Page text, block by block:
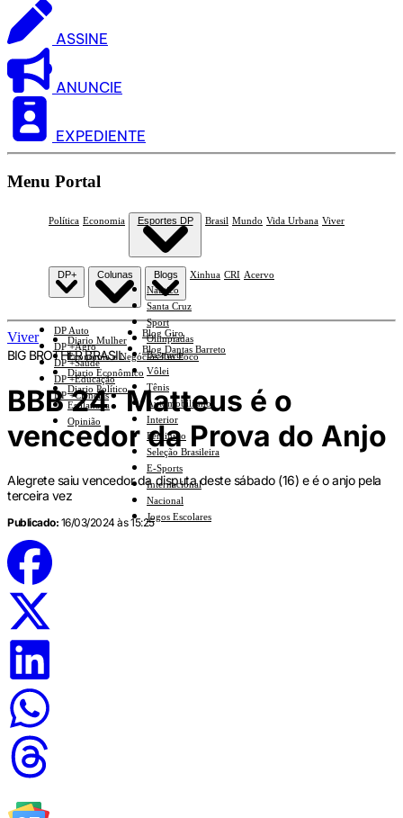
ASSINE
ANUNCIE
EXPEDIENTE
Menu Portal
Política Economia Esportes DP
Náutico
Santa Cruz
Sport
Olimpíadas
Basquete
Vôlei
Tênis
Automobilismo
Interior
Feminino
Seleção Brasileira
E-Sports
Internacional
Nacional
Jogos Escolares
Brasil Mundo Vida Urbana Viver
DP+
DP Auto
DP +Agro
DP +Saúde
DP +Educação
DP +Ciências
Colunas
Diario Mulher
Economia e Negócios Em Foco
Diario Econômico
Diario Político
Esplanada
Opinião
Blogs
Blog Giro
Blog Dantas Barreto
Xinhua CRI Acervo
Viver
BIG BROTHER BRASIL
BBB 24: Matteus é o
vencedor da Prova do Anjo
Alegrete saiu vencedor da disputa deste sábado (16) e é o anjo pela
terceira vez
Publicado: 16/03/2024 às 15:25